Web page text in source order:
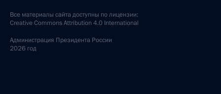
Все материалы сайта доступны по лицензии:
Creative Commons Attribution 4.0 International
Администрация Президента России
2026 год